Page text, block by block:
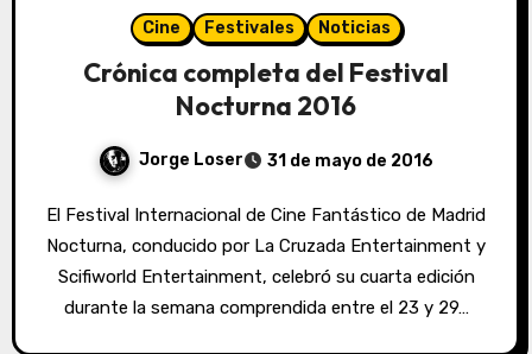
Cine Festivales Noticias
Crónica completa del Festival
Nocturna 2016
Jorge Loser 31 de mayo de 2016
El Festival Internacional de Cine Fantástico de Madrid
Nocturna, conducido por La Cruzada Entertainment y
Scifiworld Entertainment, celebró su cuarta edición
durante la semana comprendida entre el 23 y 29…